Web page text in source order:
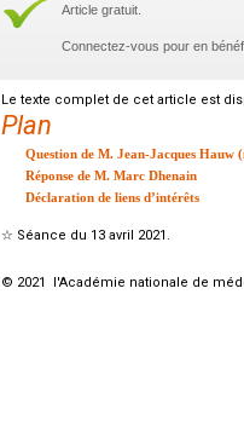
Article gratuit.
Connectez-vous pour en
Le texte complet de cet article est
Plan
Question de M. Jean-Jacques Hauw
Réponse de M. Marc Dhenain
Déclaration de liens d’intérêts
☆ Séance du 13 avril 2021.
© 2021 l'Académie nationale de